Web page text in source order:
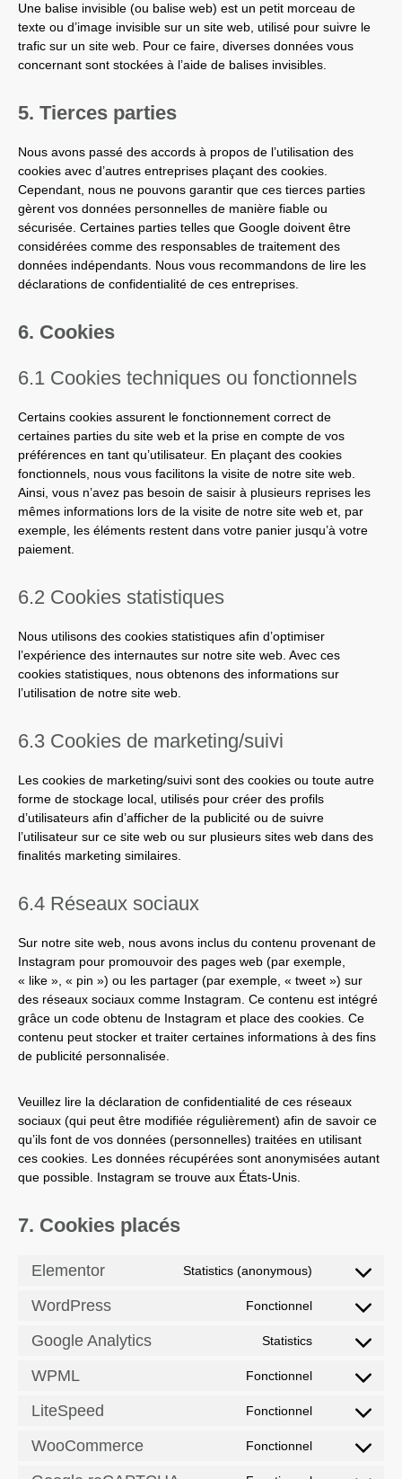
Une balise invisible (ou balise web) est un petit morceau de
texte ou d’image invisible sur un site web, utilisé pour suivre le
trafic sur un site web. Pour ce faire, diverses données vous
concernant sont stockées à l’aide de balises invisibles.
5. Tierces parties
Nous avons passé des accords à propos de l’utilisation des
cookies avec d’autres entreprises plaçant des cookies.
Cependant, nous ne pouvons garantir que ces tierces parties
gèrent vos données personnelles de manière fiable ou
sécurisée. Certaines parties telles que Google doivent être
considérées comme des responsables de traitement des
données indépendants. Nous vous recommandons de lire les
déclarations de confidentialité de ces entreprises.
6. Cookies
6.1 Cookies techniques ou fonctionnels
Certains cookies assurent le fonctionnement correct de
certaines parties du site web et la prise en compte de vos
préférences en tant qu’utilisateur. En plaçant des cookies
fonctionnels, nous vous facilitons la visite de notre site web.
Ainsi, vous n’avez pas besoin de saisir à plusieurs reprises les
mêmes informations lors de la visite de notre site web et, par
exemple, les éléments restent dans votre panier jusqu’à votre
paiement.
6.2 Cookies statistiques
Nous utilisons des cookies statistiques afin d’optimiser
l’expérience des internautes sur notre site web. Avec ces
cookies statistiques, nous obtenons des informations sur
l’utilisation de notre site web.
6.3 Cookies de marketing/suivi
Les cookies de marketing/suivi sont des cookies ou toute autre
forme de stockage local, utilisés pour créer des profils
d’utilisateurs afin d’afficher de la publicité ou de suivre
l’utilisateur sur ce site web ou sur plusieurs sites web dans des
finalités marketing similaires.
6.4 Réseaux sociaux
Sur notre site web, nous avons inclus du contenu provenant de
Instagram pour promouvoir des pages web (par exemple,
« like », « pin ») ou les partager (par exemple, « tweet ») sur
des réseaux sociaux comme Instagram. Ce contenu est intégré
grâce un code obtenu de Instagram et place des cookies. Ce
contenu peut stocker et traiter certaines informations à des fins
de publicité personnalisée.
Veuillez lire la déclaration de confidentialité de ces réseaux
sociaux (qui peut être modifiée régulièrement) afin de savoir ce
qu’ils font de vos données (personnelles) traitées en utilisant
ces cookies. Les données récupérées sont anonymisées autant
que possible. Instagram se trouve aux États-Unis.
7. Cookies placés
Elementor Statistics (anonymous)
WordPress Fonctionnel
Google Analytics Statistics
WPML Fonctionnel
LiteSpeed Fonctionnel
WooCommerce Fonctionnel